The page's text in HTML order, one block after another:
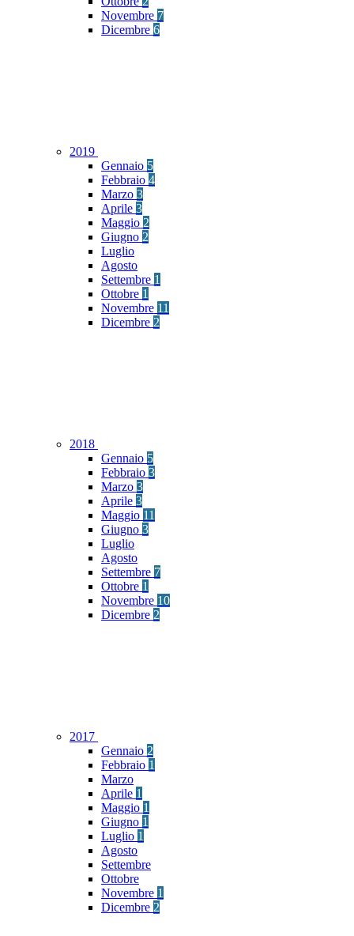
Novembre 7
Dicembre 6
2019
Gennaio 5
Febbraio 4
Marzo 3
Aprile 3
Maggio 2
Giugno 2
Luglio
Agosto
Settembre 1
Ottobre 1
Novembre 11
Dicembre 2
2018
Gennaio 5
Febbraio 3
Marzo 3
Aprile 3
Maggio 11
Giugno 3
Luglio
Agosto
Settembre 7
Ottobre 1
Novembre 10
Dicembre 2
2017
Gennaio 2
Febbraio 1
Marzo
Aprile 1
Maggio 1
Giugno 1
Luglio 1
Agosto
Settembre
Ottobre
Novembre 1
Dicembre 2